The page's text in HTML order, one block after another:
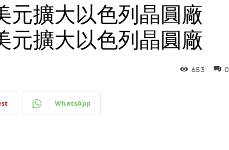
擴大以色列晶圓廠
擴大以色列晶圓廠
0
653
WhatsApp